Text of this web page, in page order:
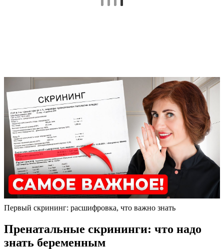
Первый скрининг: расшифровка, что важно знать
Пренатальные скрининги: что надо
знать беременным